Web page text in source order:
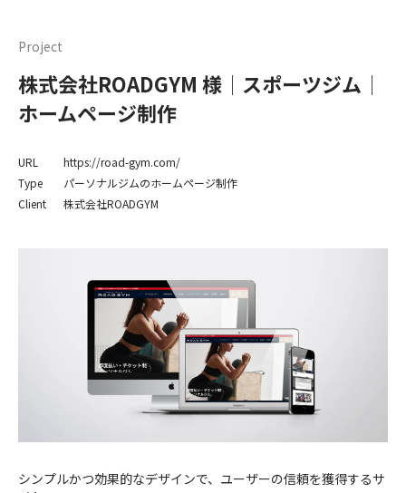
Project
株式会社ROADGYM 様│スポーツジム│
ホームページ制作
URL
https://road-gym.com/
Type
パーソナルジムのホームページ制作
Client
株式会社ROADGYM
シンプルかつ効果的なデザインで、ユーザーの信頼を獲得するサ